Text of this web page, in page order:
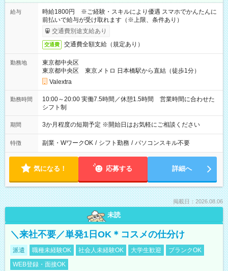
給与
時給1800円 ※ご経験・スキルにより優遇 スマホでかんたんに
前払いで給与が受け取れます（※上限、条件あり）
交通費別途支給あり
交通費 交通費全額支給（規定あり）
勤務地
東京都中央区
東京都中央区 東京メトロ 日本橋駅から直結（徒歩1分）
Valextra
勤務時間
10:00～20:00 実働7.5時間／休憩1.5時間 営業時間に合わせた
シフト制
期間 3か月程度の短期予定 ※開始日はお気軽にご相談ください
特徴 副業・WワークOK / シフト勤務 / パソコンスキル不要
気になる！ 応募する 詳細へ
掲載日：2026.08.06
未読
＼来社不要／単発1日OK＊コスメの仕分け
派遣 職種未経験OK 社会人未経験OK 大学生歓迎
ブランクOK
WEB登録・面接OK